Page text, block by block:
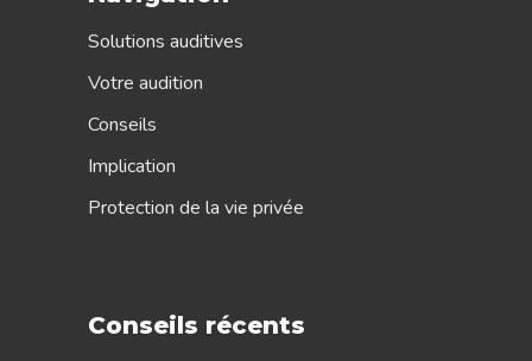
Solutions auditives
Votre audition
Conseils
Implication
Protection de la vie privée
Conseils récents